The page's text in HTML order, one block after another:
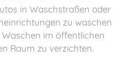
in Waschstraßen oder
zu waschen
im öffentlichen
Raum zu verzichten.